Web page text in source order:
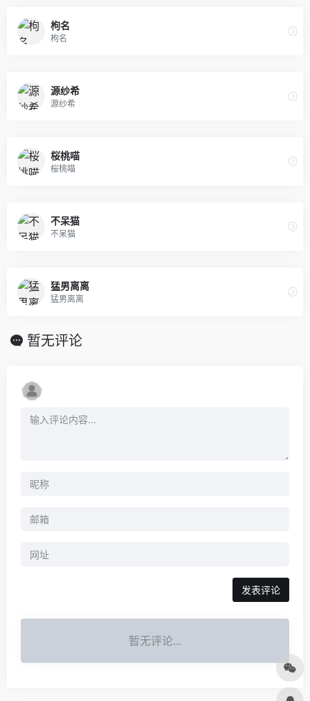
枸名
枸名
源纱希
源纱希
桜桃喵
桜桃喵
不呆猫
不呆猫
猛男离离
猛男离离
暂无评论
发表评论
暂无评论...